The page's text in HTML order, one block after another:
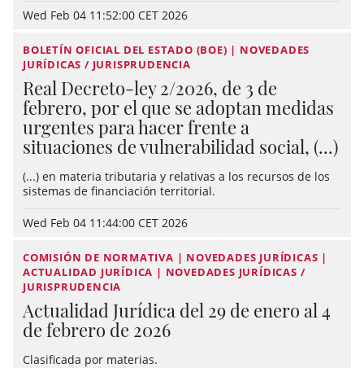
Wed Feb 04 11:52:00 CET 2026
BOLETÍN OFICIAL DEL ESTADO (BOE) | NOVEDADES
JURÍDICAS / JURISPRUDENCIA
Real Decreto-ley 2/2026, de 3 de
febrero, por el que se adoptan medidas
urgentes para hacer frente a
situaciones de vulnerabilidad social, (...)
(...) en materia tributaria y relativas a los recursos de los
sistemas de financiación territorial.
Wed Feb 04 11:44:00 CET 2026
COMISIÓN DE NORMATIVA | NOVEDADES JURÍDICAS |
ACTUALIDAD JURÍDICA | NOVEDADES JURÍDICAS /
JURISPRUDENCIA
Actualidad Jurídica del 29 de enero al 4
de febrero de 2026
Clasificada por materias.